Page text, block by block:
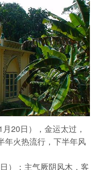
20日），金运太过，
年火热流行，下半年风
）：主气厥阴风木，客